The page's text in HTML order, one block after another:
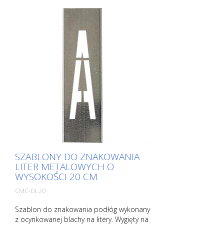
SZABLONY DO ZNAKOWANIA
LITER METALOWYCH O
WYSOKOŚCI 20 CM
CMC-DL20
Szablon do znakowania podłóg wykonany
z ocynkowanej blachy na litery. Wygięty na